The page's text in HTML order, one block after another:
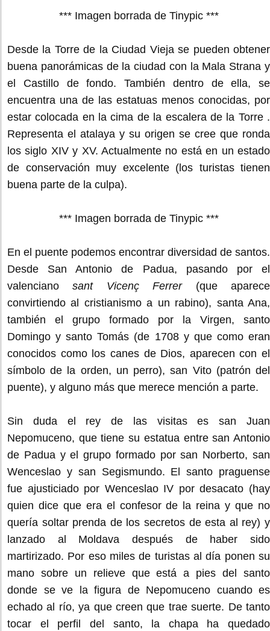
*** Imagen borrada de Tinypic ***
Desde la Torre de la Ciudad Vieja se pueden obtener
buena panorámicas de la ciudad con la Mala Strana y
el Castillo de fondo. También dentro de ella, se
encuentra una de las estatuas menos conocidas, por
estar colocada en la cima de la escalera de la Torre .
Representa el atalaya y su origen se cree que ronda
los siglo XIV y XV. Actualmente no está en un estado
de conservación muy excelente (los turistas tienen
buena parte de la culpa).
*** Imagen borrada de Tinypic ***
En el puente podemos encontrar diversidad de santos.
Desde San Antonio de Padua, pasando por el
valencianosant Vicenç Ferrer(que aparece
convirtiendo al cristianismo a un rabino), santa Ana,
también el grupo formado por la Virgen, santo
Domingo y santo Tomás (de 1708 y que como eran
conocidos como los canes de Dios, aparecen con el
símbolo de la orden, un perro), san Vito (patrón del
puente), y alguno más que merece mención a parte.
Sin duda el rey de las visitas es san Juan
Nepomuceno, que tiene su estatua entre san Antonio
de Padua y el grupo formado por san Norberto, san
Wenceslao y san Segismundo. El santo praguense
fue ajusticiado por Wenceslao IV por desacato (hay
quien dice que era el confesor de la reina y que no
quería soltar prenda de los secretos de esta al rey) y
lanzado al Moldava después de haber sido
martirizado. Por eso miles de turistas al día ponen su
mano sobre un relieve que está a pies del santo
donde se ve la figura de Nepomuceno cuando es
echado al río, ya que creen que trae suerte. De tanto
tocar el perfil del santo, la chapa ha quedado